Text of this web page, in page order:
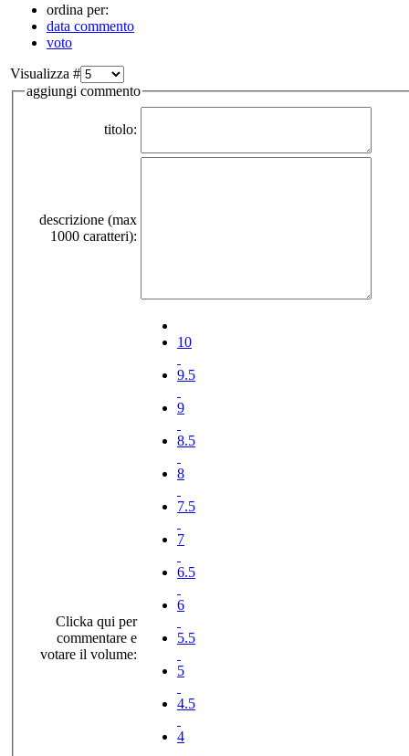
ordina per:
data commento
voto
Visualizza #
aggiungi commento
titolo:
descrizione (max
1000 caratteri):
Clicka qui per
commentare e
votare il volume:
10
9.5
9
8.5
8
7.5
7
6.5
6
5.5
5
4.5
4